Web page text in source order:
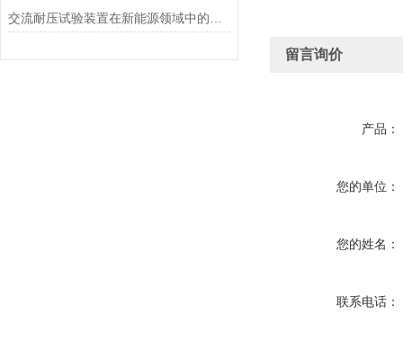
留言询价
产品：
您的单位：
您的姓名：
联系电话：